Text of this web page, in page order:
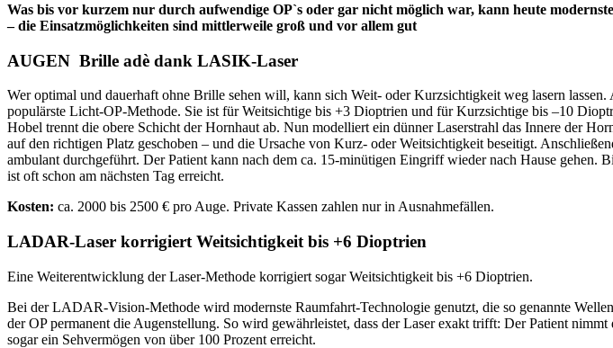
Was bis vor kurzem nur durch aufwendige OP`s oder gar nicht möglich war, kann heute
– die Einsatzmöglichkeiten sind mittlerweile groß und vor allem gut
AUGEN Brille adè dank LASIK-Laser
Wer optimal und dauerhaft ohne Brille sehen will, kann sich Weit- oder Kurzsichtigkeit weg lasern
populärste Licht-OP-Methode. Sie ist für Weitsichtige bis +3 Dioptrien und für Kurzsichtige bis –10
Hobel trennt die obere Schicht der Hornhaut ab. Nun modelliert ein dünner Laserstrahl das Innere der
auf den richtigen Platz geschoben – und die Ursache von Kurz- oder Weitsichtigkeit beseitigt.
ambulant durchgeführt. Der Patient kann nach dem ca. 15-minütigen Eingriff wieder nach Hause
ist oft schon am nächsten Tag erreicht.
Kosten: ca. 2000 bis 2500 € pro Auge. Private Kassen zahlen nur in Ausnahmefällen.
LADAR-Laser korrigiert Weitsichtigkeit bis +6 Dioptrien
Eine Weiterentwicklung der Laser-Methode korrigiert sogar Weitsichtigkeit bis +6 Dioptrien.
Bei der LADAR-Vision-Methode wird modernste Raumfahrt-Technologie genutzt, die so genannte
der OP permanent die Augenstellung. So wird gewährleistet, dass der Laser exakt trifft: Der Patient
sogar ein Sehvermögen von über 100 Prozent erreicht.